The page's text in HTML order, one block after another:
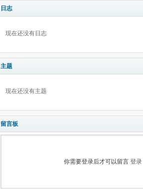
日志
现在还没有日志
主题
现在还没有主题
留言板
你需要登录后才可以留言 登录|